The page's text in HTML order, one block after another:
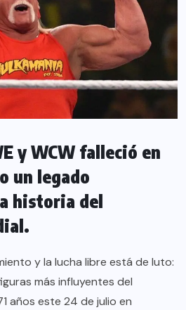
y WCW falleció en
un legado
historia del
y la lucha libre está de luto:
más influyentes del
años este 24 de julio en